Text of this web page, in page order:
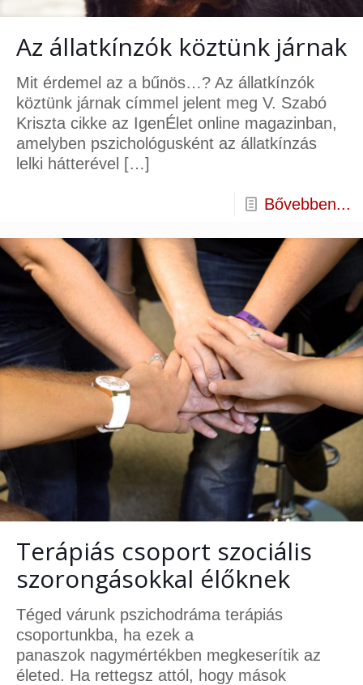
Az állatkínzók köztünk járnak
Mit érdemel az a bűnös…? Az állatkínzók
köztünk járnak címmel jelent meg V. Szabó
Kriszta cikke az IgenÉlet online magazinban,
amelyben pszichológusként az állatkínzás
lelki hátterével […]
Bővebben...
Terápiás csoport szociális
szorongásokkal élőknek
Téged várunk pszichodráma terápiás
csoportunkba, ha ezek a
panaszok nagymértékben megkeserítik az
életed. Ha rettegsz attól, hogy mások